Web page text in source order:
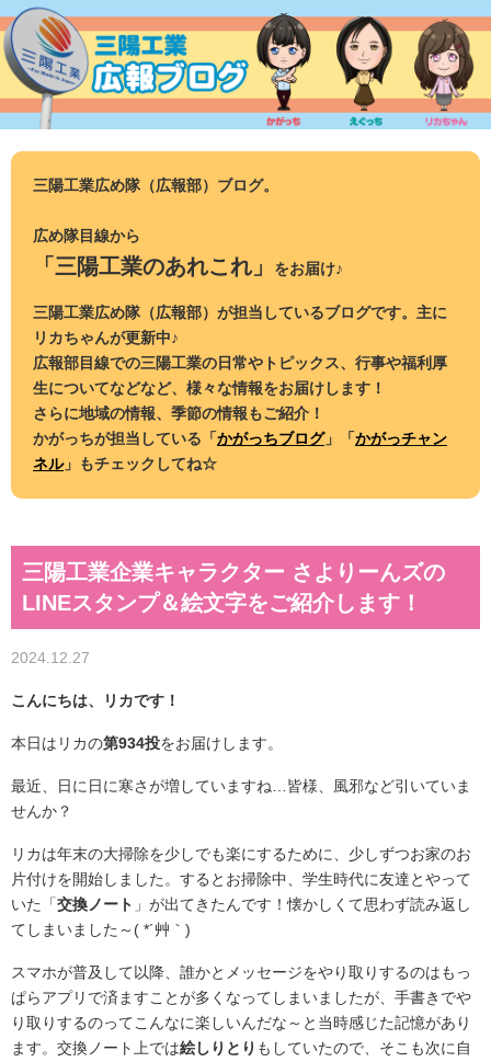
ン
テ
ツ
三陽工業広め隊（広報部）ブログ。
広め隊目線から
「三陽工業のあれこれ」 をお届け♪
三陽工業広め隊（広報部）が担当しているブログです。主に
リカちゃんが更新中♪
広報部目線での三陽工業の日常やトピックス、行事や福利厚
生についてなどなど、様々な情報をお届けします！
さらに地域の情報、季節の情報もご紹介！
かがっちが担当している「かがっちブログ」「かがっチャン
ネル」もチェックしてね☆
三陽工業企業キャラクター さよりーんズの
LINEスタンプ＆絵文字をご紹介します！
2024.12.27
こんにちは、リカです！
本日はリカの第934投をお届けします。
最近、日に日に寒さが増していますね…皆様、風邪など引いていま
せんか？
リカは年末の大掃除を少しでも楽にするために、少しずつお家のお
片付けを開始しました。するとお掃除中、学生時代に友達とやって
いた「交換ノート 」が出てきたんです！懐かしくて思わず読み返し
てしまいました～( *´艸｀)
スマホが普及して以降、誰かとメッセージをやり取りするのはもっ
ぱらアプリで済ますことが多くなってしまいましたが、手書きでや
り取りするのってこんなに楽しいんだな～と当時感じた記憶があり
ます。交換ノート上では絵しりとり もしていたので、そこも次に自